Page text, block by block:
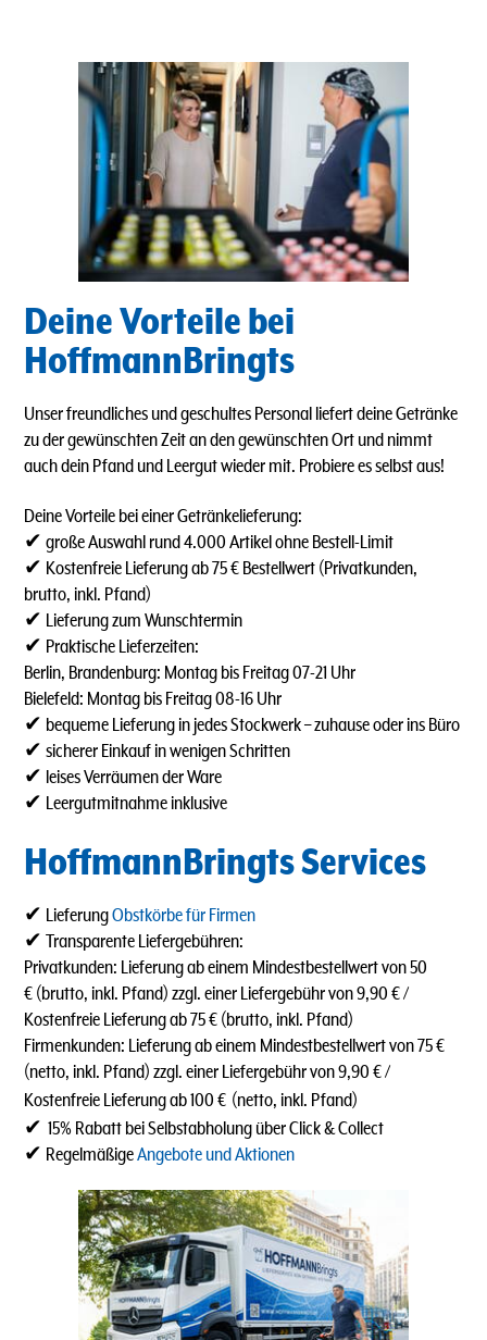
Deine Vorteile bei
HoffmannBringts
Unser freundliches und geschultes Personal liefert deine Getränke
zu der gewünschten Zeit an den gewünschten Ort und nimmt
auch dein Pfand und Leergut wieder mit. Probiere es selbst aus!
Deine Vorteile bei einer Getränkelieferung:
✔ große Auswahl rund 4.000 Artikel ohne Bestell-Limit
✔ Kostenfreie Lieferung ab 75 € Bestellwert (Privatkunden,
brutto, inkl. Pfand)
✔ Lieferung zum Wunschtermin
✔ Praktische Lieferzeiten:
Berlin, Brandenburg: Montag bis Freitag 07-21 Uhr
Bielefeld: Montag bis Freitag 08-16 Uhr
✔ bequeme Lieferung in jedes Stockwerk – zuhause oder ins Büro
✔ sicherer Einkauf in wenigen Schritten
✔ leises Verräumen der Ware
✔ Leergutmitnahme inklusive
HoffmannBringts Services
✔ LieferungObstkörbe für Firmen
✔ Transparente Liefergebühren:
Privatkunden: Lieferung ab einem Mindestbestellwert von 50
€ (brutto, inkl. Pfand) zzgl. einer Liefergebühr von 9,90 € /
Kostenfreie Lieferung ab 75 € (brutto, inkl. Pfand)
Firmenkunden: Lieferung ab einem Mindestbestellwert von 75 €
(netto, inkl. Pfand) zzgl. einer Liefergebühr von 9,90 € /
Kostenfreie Lieferung ab 100 € (netto, inkl. Pfand)
✔ 15% Rabatt bei Selbstabholung über Click & Collect
✔ RegelmäßigeAngebote und Aktionen